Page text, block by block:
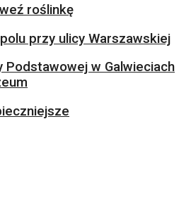
roślinkę
przy ulicy Warszawskiej
Podstawowej w Galwieciach